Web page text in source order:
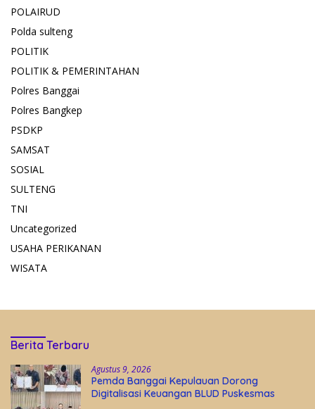
POLAIRUD
Polda sulteng
POLITIK
POLITIK & PEMERINTAHAN
Polres Banggai
Polres Bangkep
PSDKP
SAMSAT
SOSIAL
SULTENG
TNI
Uncategorized
USAHA PERIKANAN
WISATA
Berita Terbaru
Agustus 9, 2026
Pemda Banggai Kepulauan Dorong
Digitalisasi Keuangan BLUD Puskesmas